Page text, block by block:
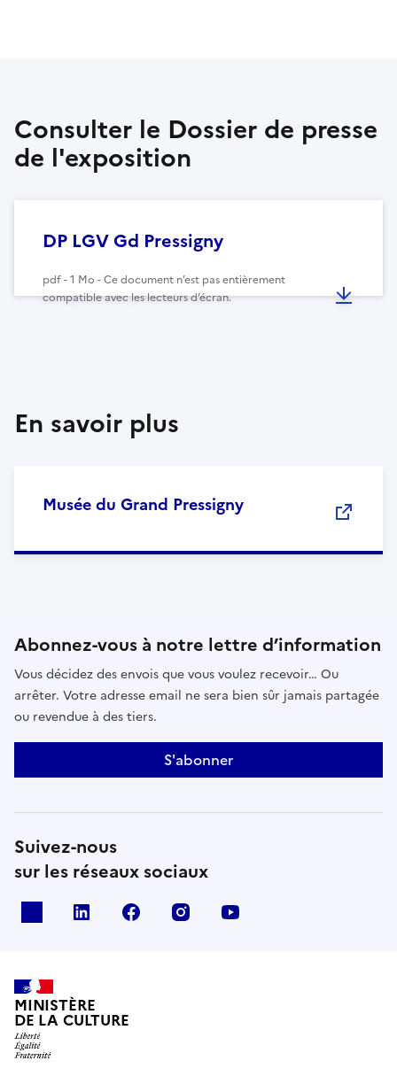
Consulter le Dossier de presse
de l'exposition
DP LGV Gd Pressigny
pdf - 1 Mo - Ce document n’est pas entièrement
compatible avec les lecteurs d’écran.
En savoir plus
Musée du Grand Pressigny
Abonnez-vous à notre lettre d’information
Vous décidez des envois que vous voulez recevoir… Ou
arrêter. Votre adresse email ne sera bien sûr jamais partagée
ou revendue à des tiers.
S'abonner
Suivez-nous
sur les réseaux sociaux
linkedin facebook instagram
MINISTÈRE
DE LA CULTURE